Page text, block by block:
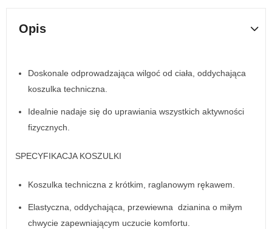
Opis
Doskonale odprowadzająca wilgoć od ciała, oddychająca
koszulka techniczna.
Idealnie nadaje się do uprawiania wszystkich aktywności
fizycznych.
SPECYFIKACJA KOSZULKI
Koszulka techniczna z krótkim, raglanowym rękawem.
Elastyczna, oddychająca, przewiewna dzianina o miłym
chwycie zapewniającym uczucie komfortu.